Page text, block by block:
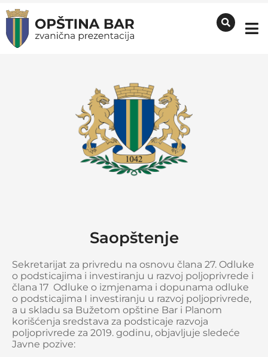
Saopštenje
Sekretarijat za privredu na osnovu člana 27. Odluke
o podsticajima i investiranju u razvoj poljoprivrede i
člana 17 Odluke o izmjenama i dopunama odluke
o podsticajima I investiranju u razvoj poljoprivrede,
a u skladu sa Bužetom opštine Bar i Planom
korišćenja sredstava za podsticaje razvoja
poljoprivrede za 2019. godinu, objavljuje sledeće
Javne pozive: